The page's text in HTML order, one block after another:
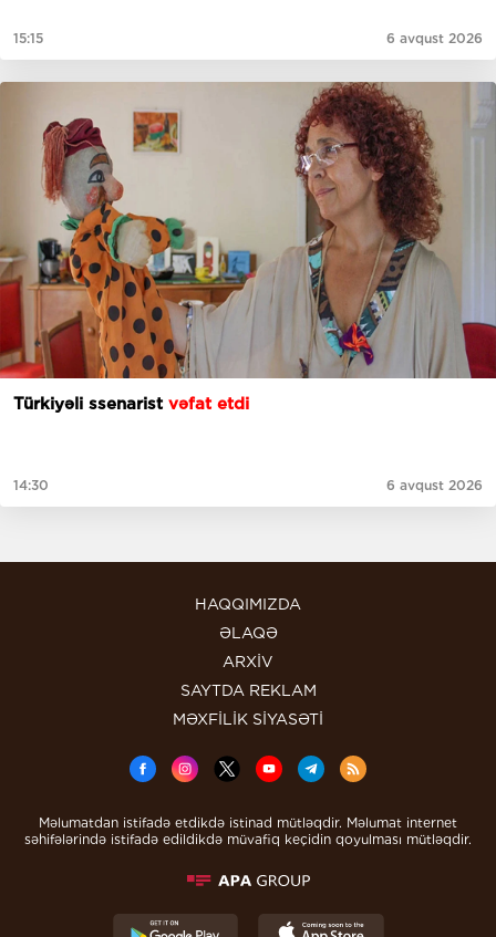
15:15 6 avqust 2026
Türkiyəli ssenarist vəfat etdi
14:30 6 avqust 2026
HAQQIMIZDA
ƏLAQƏ
ARXİV
SAYTDA REKLAM
MƏXFİLİK SİYASƏTİ
Məlumatdan istifadə etdikdə istinad mütləqdir. Məlumat internet
səhifələrində istifadə edildikdə müvafiq keçidin qoyulması mütləqdir.